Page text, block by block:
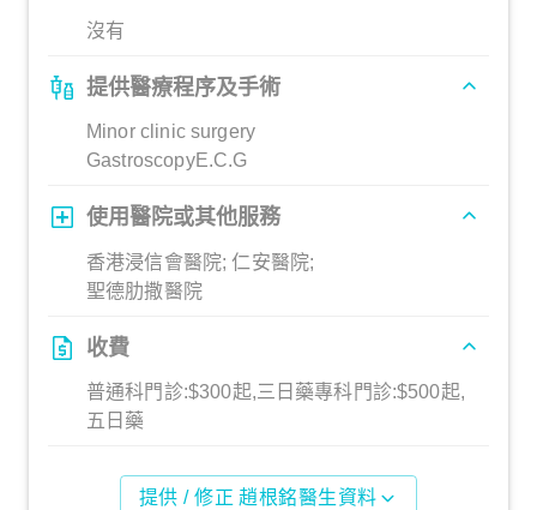
沒有
提供醫療程序及手術
Minor clinic surgery
GastroscopyE.C.G
使用醫院或其他服務
香港浸信會醫院; 仁安醫院;
聖德肋撒醫院
收費
普通科門診:$300起,三日藥專科門診:$500起,
五日藥
提供 / 修正 趙根銘醫生資料